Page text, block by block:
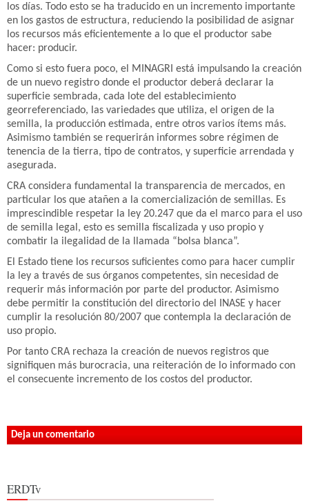
los días. Todo esto se ha traducido en un incremento importante
en los gastos de estructura, reduciendo la posibilidad de asignar
los recursos más eficientemente a lo que el productor sabe
hacer: producir.
Como si esto fuera poco, el MINAGRI está impulsando la creación
de un nuevo registro donde el productor deberá declarar la
superficie sembrada, cada lote del establecimiento
georreferenciado, las variedades que utiliza, el origen de la
semilla, la producción estimada, entre otros varios ítems más.
Asimismo también se requerirán informes sobre régimen de
tenencia de la tierra, tipo de contratos, y superficie arrendada y
asegurada.
CRA considera fundamental la transparencia de mercados, en
particular los que atañen a la comercialización de semillas. Es
imprescindible respetar la ley 20.247 que da el marco para el uso
de semilla legal, esto es semilla fiscalizada y uso propio y
combatir la ilegalidad de la llamada “bolsa blanca”.
El Estado tiene los recursos suficientes como para hacer cumplir
la ley a través de sus órganos competentes, sin necesidad de
requerir más información por parte del productor. Asimismo
debe permitir la constitución del directorio del INASE y hacer
cumplir la resolución 80/2007 que contempla la declaración de
uso propio.
Por tanto CRA rechaza la creación de nuevos registros que
signifiquen más burocracia, una reiteración de lo informado con
el consecuente incremento de los costos del productor.
Deja un comentario
ERDTv